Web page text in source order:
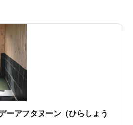
ーアフタヌーン（ひらしょう